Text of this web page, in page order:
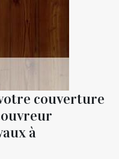
couverture
à